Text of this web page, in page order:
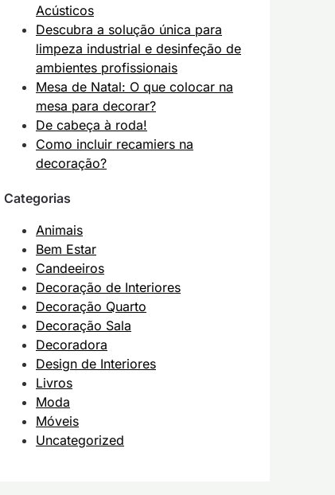
Acústicos
Descubra a solução única para
limpeza industrial e desinfeção de
ambientes profissionais
Mesa de Natal: O que colocar na
mesa para decorar?
De cabeça à roda!
Como incluir recamiers na
decoração?
Categorias
Animais
Bem Estar
Candeeiros
Decoração de Interiores
Decoração Quarto
Decoração Sala
Decoradora
Design de Interiores
Livros
Moda
Móveis
Uncategorized